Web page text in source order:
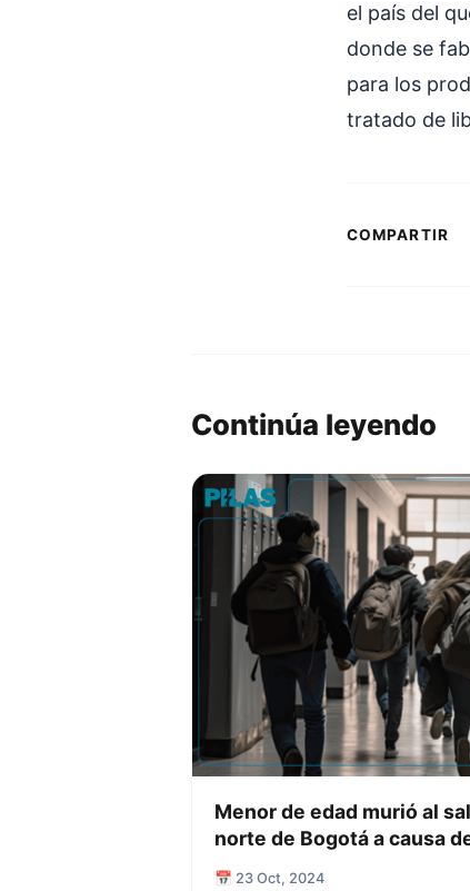
el país del
donde se
para los
tratado de
COMPARTIR
Continúa leyendo
Menor de edad murió al
norte de Bogotá a causa
📅 23 Oct, 2024